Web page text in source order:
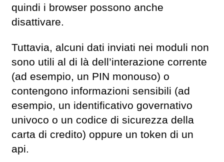
quindi i browser possono anche
disattivare.
Tuttavia, alcuni dati inviati nei moduli non
sono utili al di là dell’interazione corrente
(ad esempio, un PIN monouso) o
contengono informazioni sensibili (ad
esempio, un identificativo governativo
univoco o un codice di sicurezza della
carta di credito) oppure un token di un
api.